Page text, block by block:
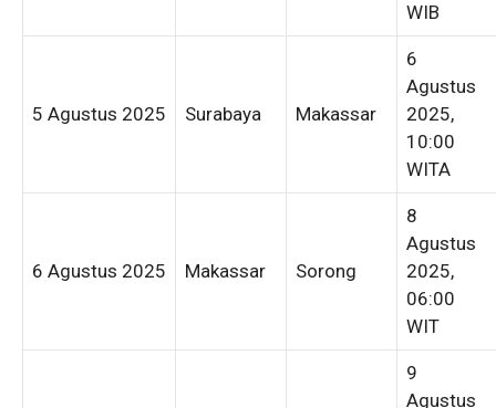
WIB
5 Agustus 2025 Surabaya Makassar
6
Agustus
2025,
10:00
WITA
6 Agustus 2025 Makassar Sorong
8
Agustus
2025,
06:00
WIT
9
Agustus